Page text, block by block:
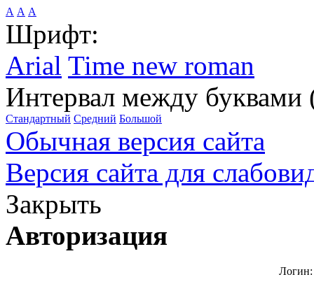
А А А
Шрифт:
Arial Time new roman
Интервал между буквами
Стандартный Средний Большой
Обычная версия сайта
Версия сайта для
Закрыть
Авторизация
Логин: